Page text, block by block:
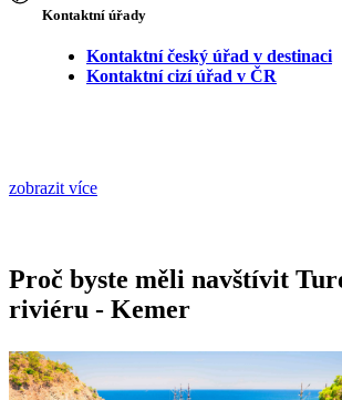
Kontaktní úřady
Kontaktní český úřad v destinaci
Kontaktní cizí úřad v ČR
zobrazit více
Proč byste měli navštívit
riviéru - Kemer